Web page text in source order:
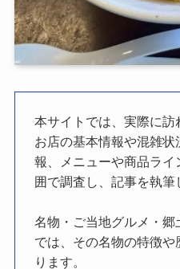
本サイトでは、実際に訪
お店の基本情報や混雑
報、メニューや商品ラ
囲で調査し、記事を執筆
名物・ご当地グルメ・
では、その名物の特徴
ります。